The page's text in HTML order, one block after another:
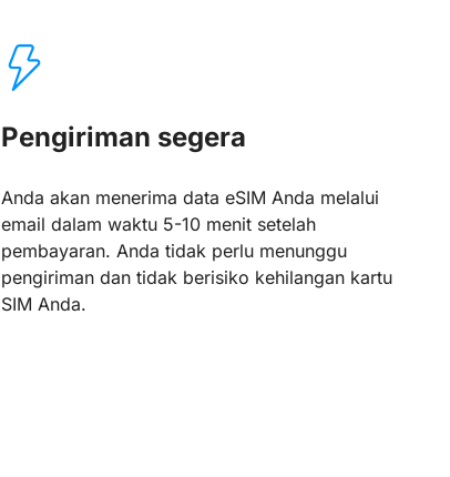
Pengiriman segera
Anda akan menerima data eSIM Anda melalui
email dalam waktu 5-10 menit setelah
pembayaran. Anda tidak perlu menunggu
pengiriman dan tidak berisiko kehilangan kartu
SIM Anda.